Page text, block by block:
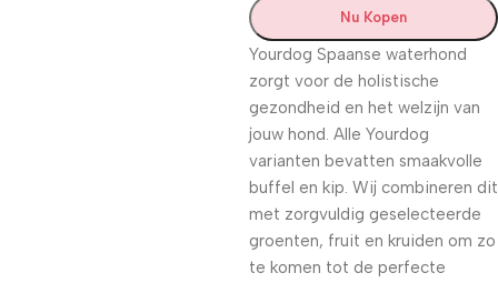
Nu Kopen
Yourdog Spaanse waterhond
zorgt voor de holistische
gezondheid en het welzijn van
jouw hond. Alle Yourdog
varianten bevatten smaakvolle
buffel en kip. Wij combineren dit
met zorgvuldig geselecteerde
groenten, fruit en kruiden om zo
te komen tot de perfecte